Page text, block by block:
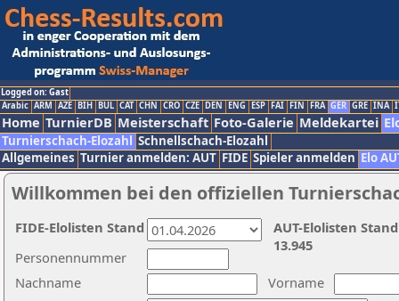
Logged on: Gast
Arabic ARM AZE BIH BUL CAT CHN CRO CZE DEN ENG ESP FAI FIN FRA GER GRE INA
Home TurnierDB Meisterschaft Foto-Galerie Meldekartei
Turnierschach-Elozahl Schnellschach-Elozahl
Allgemeines Turnier anmelden: AUT FIDE Spieler anmelden Elo
Willkommen bei den offiziellen
Nachname
Vorname
Personennummer
AUT-Elolisten
13.945
FIDE-Elolisten Stand